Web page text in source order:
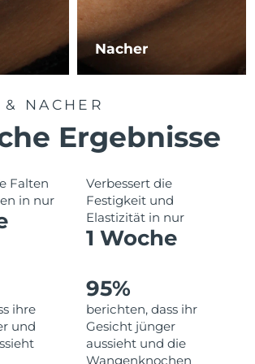
Nacher
NACHER
Ergebnisse
Falten
in nur
Verbessert die
Festigkeit und
Elastizität in nur
1 Woche
ihre
und
95%
berichten, dass ihr
Gesicht jünger
aussieht und die
Wangenknochen
Erwartete Lieferung10/08/26
Erwartete Lieferung
Erwartete Lieferung
Erwartete Lieferung
Erwartete Lieferung
Erwartete Lieferung 10/08/26
Erwartete Lieferung18/08/26